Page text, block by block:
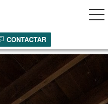
CONTACTAR